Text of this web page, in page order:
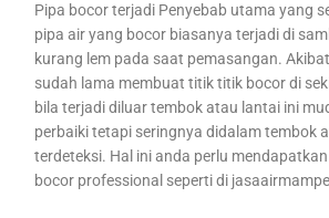
Pipa bocor terjadi Penyebab utama yang
pipa air yang bocor biasanya terjadi di
kurang lem pada saat pemasangan.
sudah lama membuat titik titik bocor di
bila terjadi diluar tembok atau lantai ini
perbaiki tetapi seringnya didalam tembok
terdeteksi. Hal ini anda perlu
bocor professional seperti di